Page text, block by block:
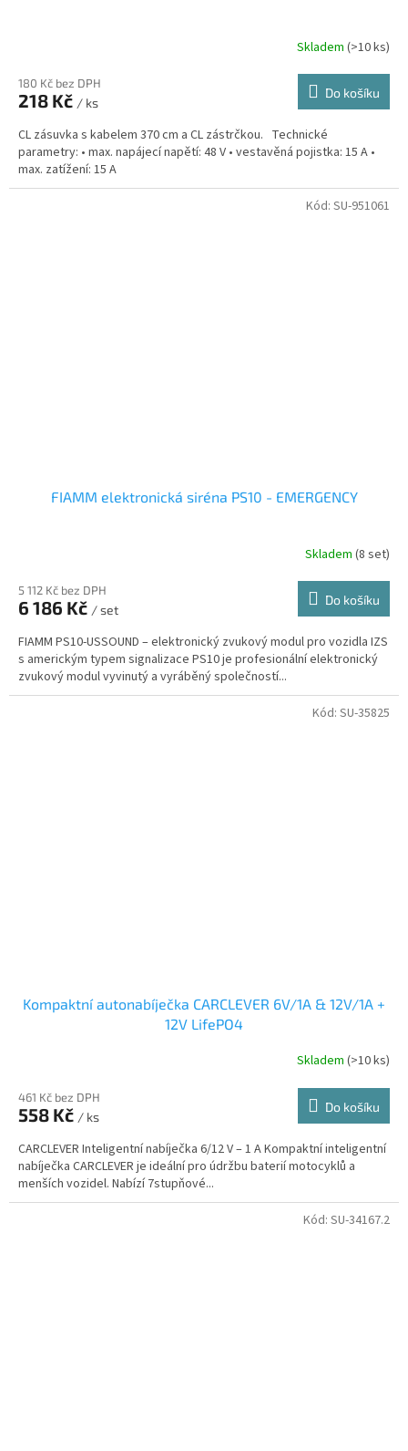
Skladem (>10 ks)
180 Kč bez DPH
218 Kč / ks
Do košíku
CL zásuvka s kabelem 370 cm a CL zástrčkou. Technické
parametry: • max. napájecí napětí: 48 V • vestavěná pojistka: 15 A •
max. zatížení: 15 A
FIAMM elektronická siréna PS10 - EMERGENCY
Skladem (8 set)
5 112 Kč bez DPH
6 186 Kč / set
Do košíku
FIAMM PS10-USSOUND – elektronický zvukový modul pro vozidla IZS
s americkým typem signalizace PS10 je profesionální elektronický
zvukový modul vyvinutý a vyráběný společností...
Kód: SU-951061
Kompaktní autonabíječka CARCLEVER 6V/1A & 12V/1A +
12V LifePO4
Skladem (>10 ks)
461 Kč bez DPH
558 Kč / ks
Do košíku
CARCLEVER Inteligentní nabíječka 6/12 V – 1 A Kompaktní inteligentní
nabíječka CARCLEVER je ideální pro údržbu baterií motocyklů a
menších vozidel. Nabízí 7stupňové...
Kód: SU-35825
Kód: SU-34167.2